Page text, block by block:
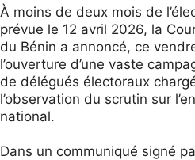
À moins de deux mois de
prévue le 12 avril 2026, la
du Bénin a annoncé, ce
l’ouverture d’une vaste
de délégués électoraux
l’observation du scrutin sur
national.
Dans un communiqué signé